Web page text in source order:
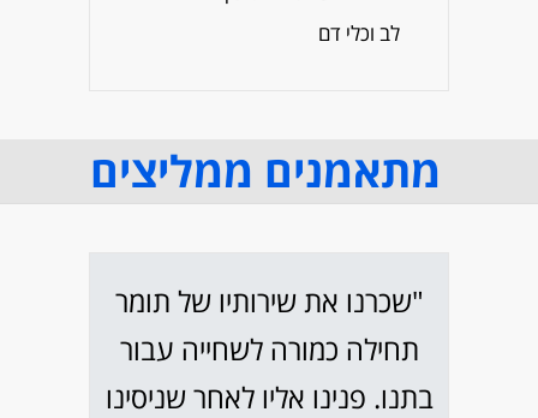
לב וכלי דם
מתאמנים ממליצים
"שכרנו את שירותיו של תומר
תחילה כמורה לשחייה עבור
בתנו. פנינו אליו לאחר שניסינו